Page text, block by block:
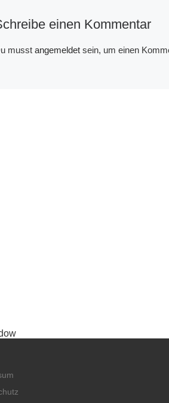
einen Kommentar
musst angemeldetsein, um einen